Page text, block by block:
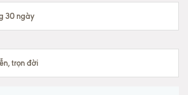
30 ngày
trọn đời